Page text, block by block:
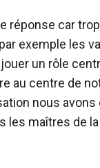
réponse car
exemple les
un rôle
au centre de
nous
les maîtres de la